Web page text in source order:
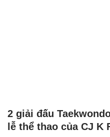
2 giải đấu
lễ thể thao của CJ K